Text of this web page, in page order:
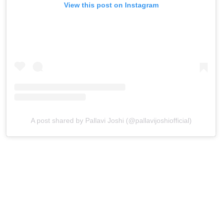
View this post on Instagram
A post shared by Pallavi Joshi (@pallavijoshiofficial)